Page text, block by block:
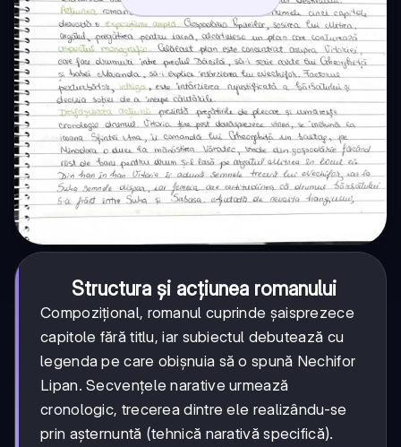
Structura și acțiunea romanului
Compozițional, romanul cuprinde șaisprezece
capitole fără titlu, iar subiectul debutează cu
legenda pe care obișnuia să o spună Nechifor
Lipan. Secvențele narative urmează
cronologic, trecerea dintre ele realizându-se
prin așternuntă (tehnică narativă specifică).